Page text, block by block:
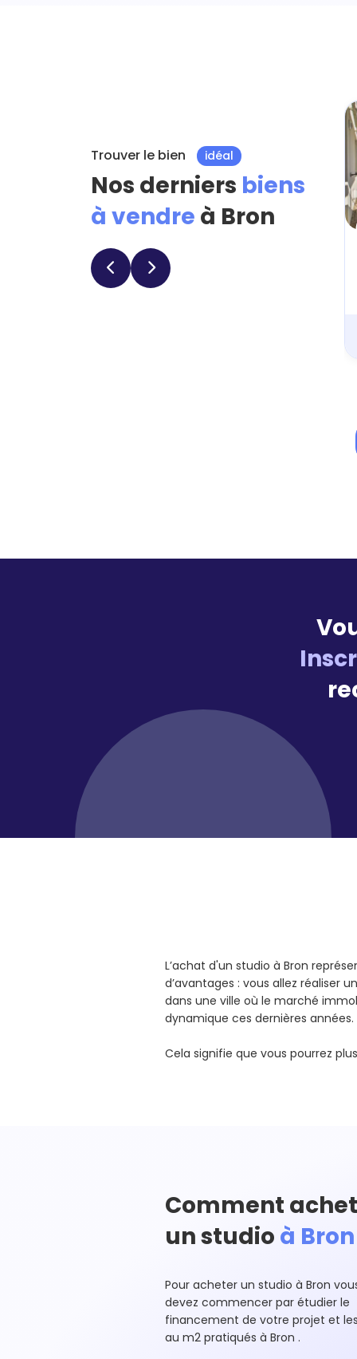
Trouver le bien idéal
Nos derniers biens
à vendre à Bron
L’achat d'un studio à Bron
d’avantages : vous allez réaliser
dans une ville où le marché
dynamique ces dernières années.
Cela signifie que vous pourrez
Comment
un studio à
Pour acheter un studio à Bron
devez commencer par étudier le
financement de votre projet et
au m2 pratiqués à Bron .